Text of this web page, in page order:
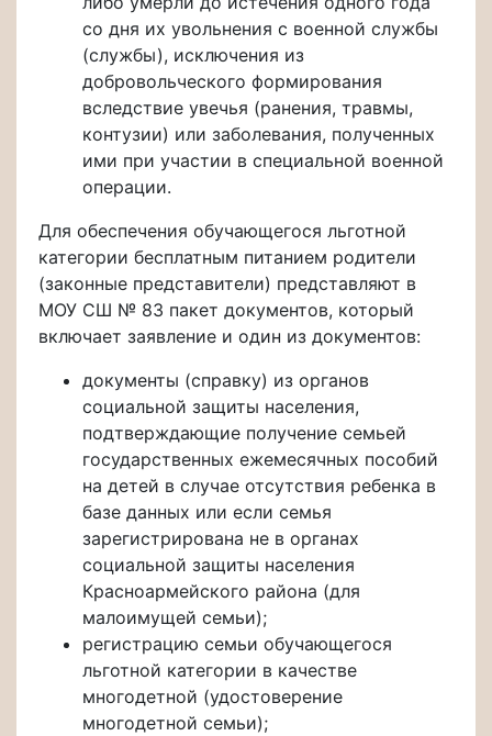
со дня их увольнения с военной службы
(службы), исключения из
добровольческого формирования
вследствие увечья (ранения, травмы,
контузии) или заболевания, полученных
ими при участии в специальной военной
операции.
Для обеспечения обучающегося льготной
категории бесплатным питанием родители
(законные представители) представляют в
МОУ СШ № 83 пакет документов, который
включает заявление и один из документов:
документы (справку) из органов
социальной защиты населения,
подтверждающие получение семьей
государственных ежемесячных пособий
на детей в случае отсутствия ребенка в
базе данных или если семья
зарегистрирована не в органах
социальной защиты населения
Красноармейского района (для
малоимущей семьи);
регистрацию семьи обучающегося
льготной категории в качестве
многодетной (удостоверение
многодетной семьи);